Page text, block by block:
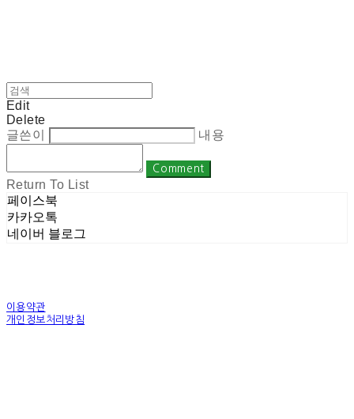
Edit
Delete
글쓴이
내용
Comment
Return To List
페이스북
카카오톡
네이버 블로그
이용약관
개인정보처리방침